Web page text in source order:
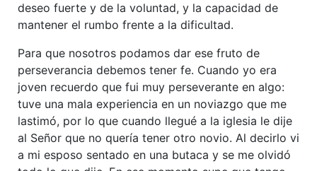
deseo fuerte y de la voluntad, y la capacidad de
mantener el rumbo frente a la dificultad.
Para que nosotros podamos dar ese fruto de
perseverancia debemos tener fe. Cuando yo era
joven recuerdo que fui muy perseverante en algo:
tuve una mala experiencia en un noviazgo que me
lastimó, por lo que cuando llegué a la iglesia le dije
al Señor que no quería tener otro novio. Al decirlo vi
a mi esposo sentado en una butaca y se me olvidó